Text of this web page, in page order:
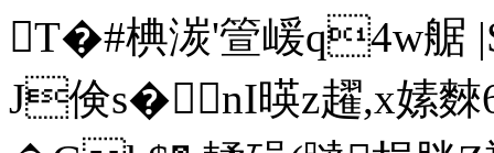
T�#椣湠'箮嵈q4w艍
J倹s�nI暎z趯,x嫊麳